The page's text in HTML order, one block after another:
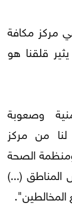
مركز مكافة
قلقنا هو
وصعوبة
من مركز
الصحة
المناطق (...)